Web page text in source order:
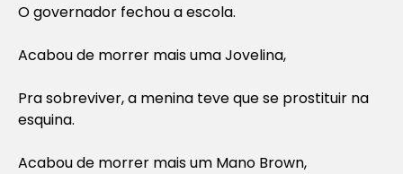
O governador fechou a escola.
Acabou de morrer mais uma Jovelina,
Pra sobreviver, a menina teve que se prostituir na
esquina.
Acabou de morrer mais um Mano Brown,